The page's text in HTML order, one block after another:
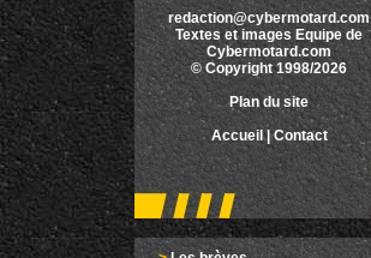
redaction@cybermotard.com
Textes et images Equipe de
Cybermotard.com
© Copyright 1998/2026
Plan du site
Accueil |Contact